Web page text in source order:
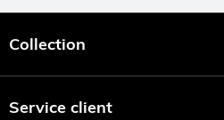
Collection
Service client